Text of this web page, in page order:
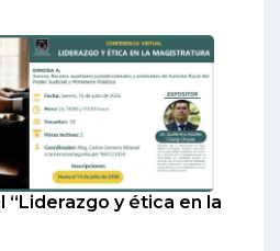
y ética en la